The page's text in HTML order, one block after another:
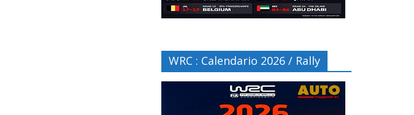
WRC : Calendario 2026 / Rally